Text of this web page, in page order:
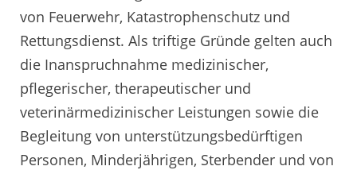
von Feuerwehr, Katastrophenschutz und
Rettungsdienst. Als triftige Gründe gelten auch
die Inanspruchnahme medizinischer,
pflegerischer, therapeutischer und
veterinärmedizinischer Leistungen sowie die
Begleitung von unterstützungsbedürftigen
Personen, Minderjährigen, Sterbender und von